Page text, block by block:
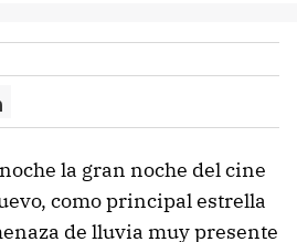
la gran noche del cine
como principal estrella
de lluvia muy presente